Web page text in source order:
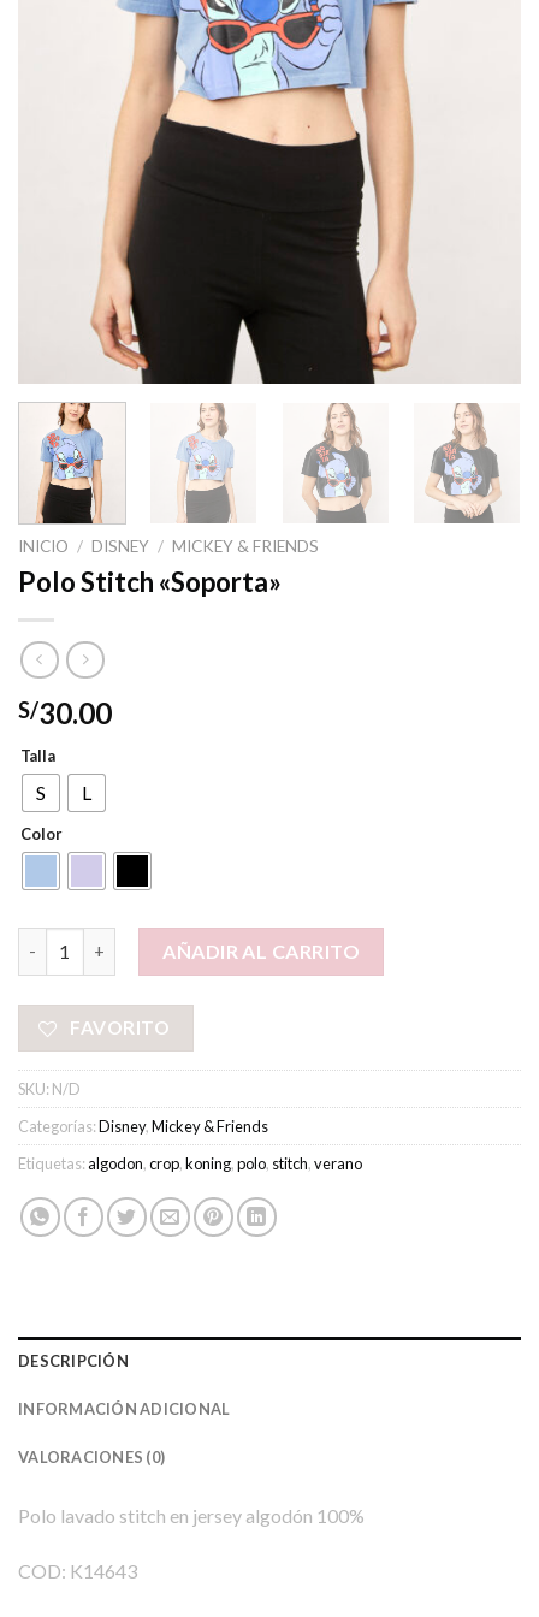
INICIO / DISNEY / MICKEY & FRIENDS
Polo Stitch «Soporta»
S/30.00
Talla
S L
Color
Polo Stitch "Soporta" cantidadAÑADIR AL CARRITO
FAVORITO
SKU: N/D
Categorías:Disney,Mickey & Friends
Etiquetas:algodon,crop,koning,polo, stitch,verano
DESCRIPCIÓN
INFORMACIÓN ADICIONAL
VALORACIONES (0)
Polo lavado stitch en jersey algodón 100%
COD: K14643